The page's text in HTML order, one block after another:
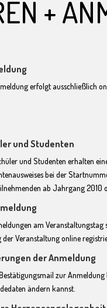
+
erfolgt ausschließlich
und Studenten
und Studenten erhalten
bei der
ab Jahrgang 2010
am Veranstaltungstag
der Veranstaltung online
der Anmeldung
zur
ändern kannst.